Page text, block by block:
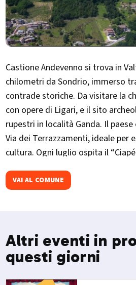
Castione Andevenno si trova in
chilometri da Sondrio, immerso
contrade storiche. Da visitare la
con opere di Ligari, e il sito
rupestri in località Ganda. Il
Via dei Terrazzamenti, ideale per
cultura. Ogni luglio ospita il
con degustazioni, musica e
VAI AL COMUNE
Altri eventi in
questi giorni